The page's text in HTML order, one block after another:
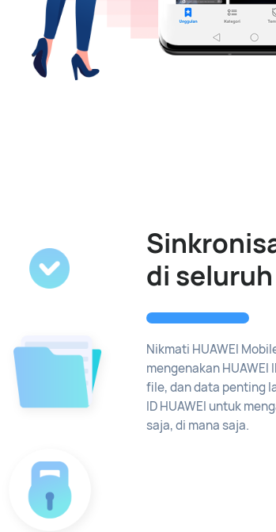
di
Nikmati HUAWEI
mengenakan
file, dan data penting
ID HUAWEI untuk
saja, di mana saja.